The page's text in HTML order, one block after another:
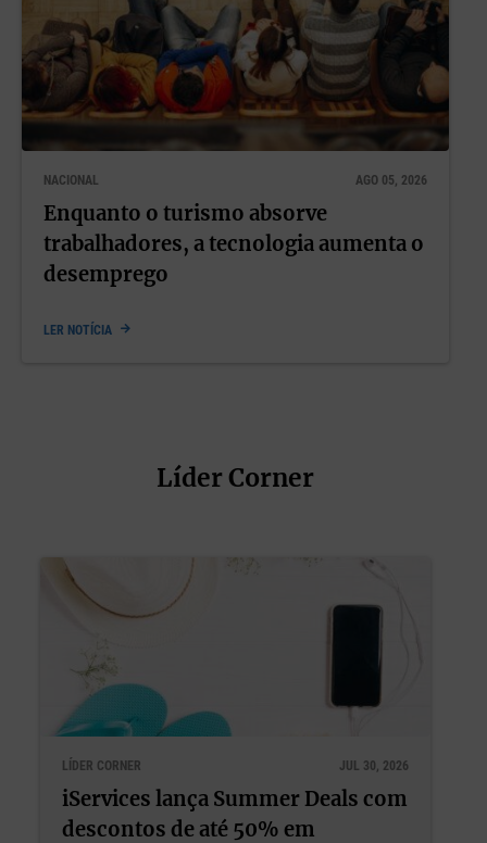
NACIONAL AGO 05, 2026
Enquanto o turismo absorve
trabalhadores, a tecnologia aumenta o
desemprego
LER NOTÍCIA
Líder Corner
LÍDER CORNER JUL 22, 2026
Bem-estar e performance nunca
deveriam ter sido opostos